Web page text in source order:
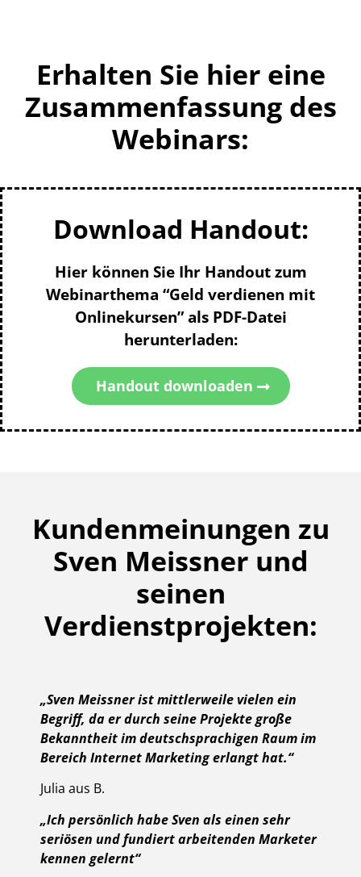
Erhalten Sie hier eine
Zusammenfassung des
Webinars:
Download Handout:
Hier können Sie Ihr Handout zum
Webinarthema “Geld verdienen mit
Onlinekursen” als PDF-Datei
herunterladen:
Handout downloaden
Kundenmeinungen zu
Sven Meissner und
seinen
Verdienstprojekten:
„Sven Meissner ist mittlerweile vielen ein
Begriff, da er durch seine Projekte große
Bekanntheit im deutschsprachigen Raum im
Bereich Internet Marketing erlangt hat.“
Julia aus B.
„Ich persönlich habe Sven als einen sehr
seriösen und fundiert arbeitenden Marketer
kennen gelernt“